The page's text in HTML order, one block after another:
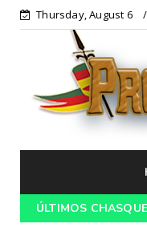
Thursday, August 6
ÚLTIMOS
Programação do 68º